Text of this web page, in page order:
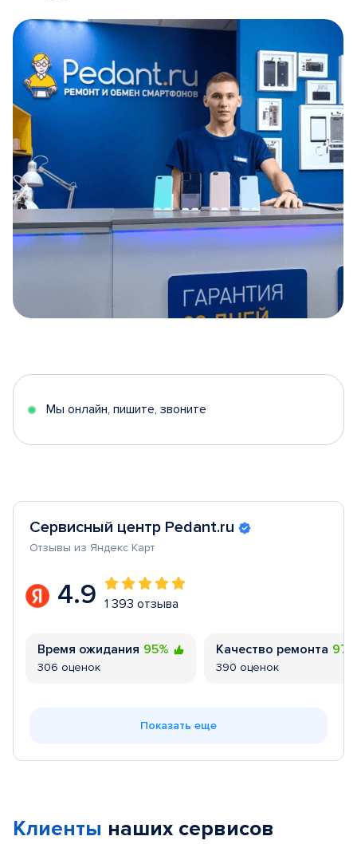
5
Мы онлайн, пишите, звоните
Сервисный центр Pedant.ru
Отзывы из Яндекс Карт
4.9 1 393 отзыва
Время ожидания 95%
306 оценок
Качество ремонта
390 оценок
Показать еще
Клиенты наших сервисов